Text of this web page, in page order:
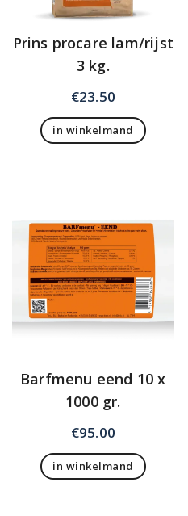
Prins procare lam/rijst
3 kg.
€23.50
in winkelmand
Barfmenu eend 10 x
1000 gr.
€95.00
in winkelmand